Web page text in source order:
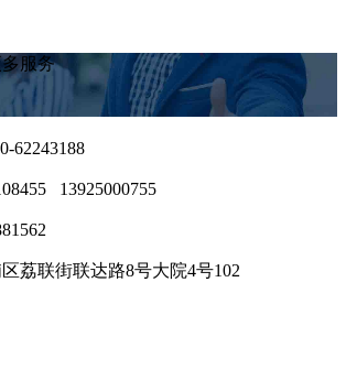
服务
62243188
13925000755
荔联街联达路8号大院4号102